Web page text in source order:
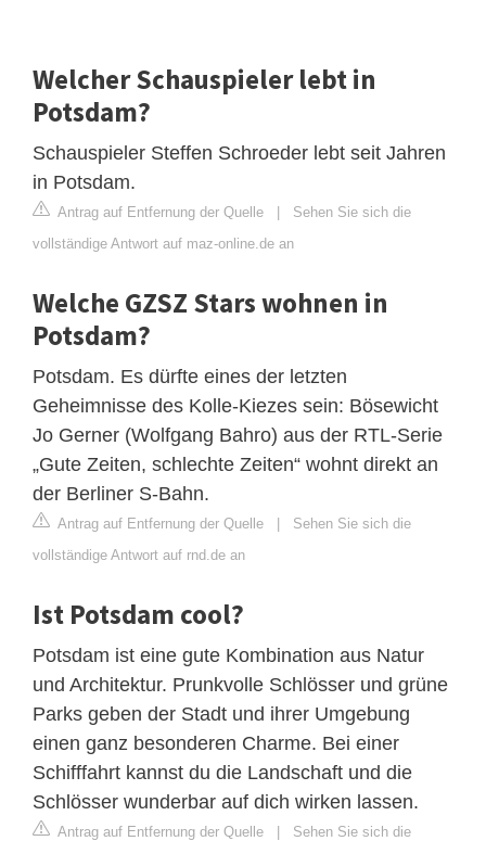
Welcher Schauspieler lebt in
Potsdam?
Schauspieler Steffen Schroeder lebt seit Jahren
in Potsdam.
Antrag auf Entfernung der Quelle | Sehen Sie sich die
vollständige Antwort auf maz-online.de an
Welche GZSZ Stars wohnen in
Potsdam?
Potsdam. Es dürfte eines der letzten
Geheimnisse des Kolle-Kiezes sein: Bösewicht
Jo Gerner (Wolfgang Bahro) aus der RTL-Serie
„Gute Zeiten, schlechte Zeiten“ wohnt direkt an
der Berliner S-Bahn.
Antrag auf Entfernung der Quelle | Sehen Sie sich die
vollständige Antwort auf rnd.de an
Ist Potsdam cool?
Potsdam ist eine gute Kombination aus Natur
und Architektur. Prunkvolle Schlösser und grüne
Parks geben der Stadt und ihrer Umgebung
einen ganz besonderen Charme. Bei einer
Schifffahrt kannst du die Landschaft und die
Schlösser wunderbar auf dich wirken lassen.
Antrag auf Entfernung der Quelle | Sehen Sie sich die